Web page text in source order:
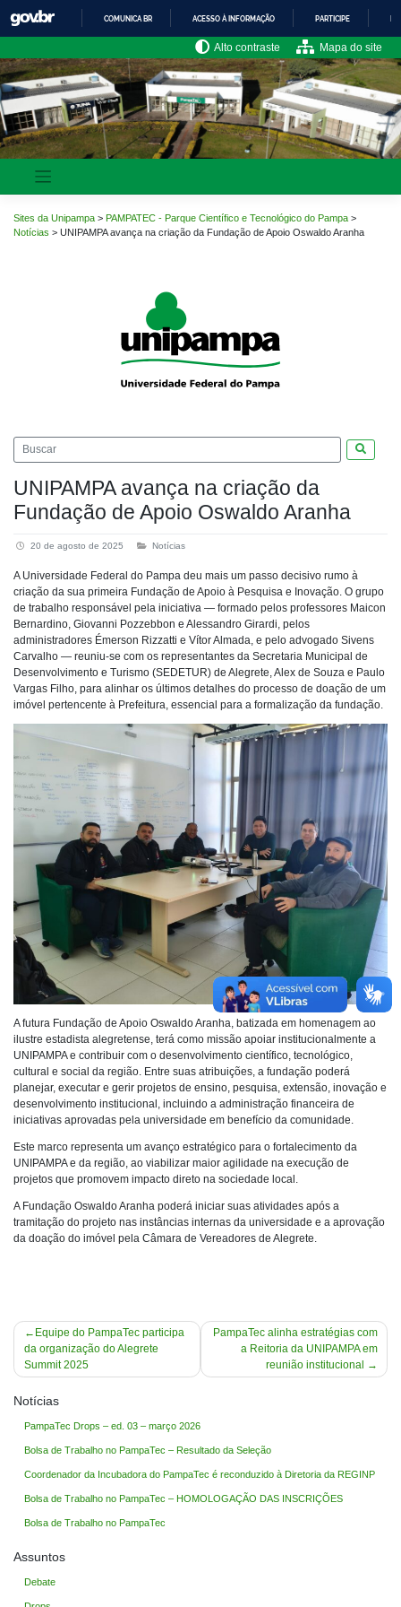
para
o
conteúdo
IR
PARA
O
CONTEÚDO
COMUNICA BR ACESSO À INFORMAÇÃO PARTICIPE
Alto contraste Mapa do site
Sites da Unipampa > PAMPATEC - Parque Científico e Tecnológico do Pampa >
Notícias > UNIPAMPA avança na criação da Fundação de Apoio Oswaldo Aranha
UNIPAMPA avança na criação da
Fundação de Apoio Oswaldo Aranha
20 de agosto de 2025 Notícias
A Universidade Federal do Pampa deu mais um passo decisivo rumo à
criação da sua primeira Fundação de Apoio à Pesquisa e Inovação. O grupo
de trabalho responsável pela iniciativa — formado pelos professores Maicon
Bernardino, Giovanni Pozzebbon e Alessandro Girardi, pelos
administradores Émerson Rizzatti e Vítor Almada, e pelo advogado Sivens
Carvalho — reuniu-se com os representantes da Secretaria Municipal de
Desenvolvimento e Turismo (SEDETUR) de Alegrete, Alex de Souza e Paulo
Vargas Filho, para alinhar os últimos detalhes do processo de doação de um
imóvel pertencente à Prefeitura, essencial para a formalização da fundação.
A futura Fundação de Apoio Oswaldo Aranha, batizada em homenagem ao
ilustre estadista alegretense, terá como missão apoiar institucionalmente a
UNIPAMPA e contribuir com o desenvolvimento científico, tecnológico,
cultural e social da região. Entre suas atribuições, a fundação poderá
planejar, executar e gerir projetos de ensino, pesquisa, extensão, inovação e
desenvolvimento institucional, incluindo a administração financeira de
iniciativas aprovadas pela universidade em benefício da comunidade.
Este marco representa um avanço estratégico para o fortalecimento da
UNIPAMPA e da região, ao viabilizar maior agilidade na execução de
projetos que promovem impacto direto na sociedade local.
A Fundação Oswaldo Aranha poderá iniciar suas atividades após a
tramitação do projeto nas instâncias internas da universidade e a aprovação
da doação do imóvel pela Câmara de Vereadores de Alegrete.
Navegação
de
Post
Equipe do PampaTec participa
da organização do Alegrete
Summit 2025
PampaTec alinha estratégias com
a Reitoria da UNIPAMPA em
reunião institucional
Notícias
PampaTec Drops – ed. 03 – março 2026
Bolsa de Trabalho no PampaTec – Resultado da Seleção
Coordenador da Incubadora do PampaTec é reconduzido à Diretoria da REGINP
Bolsa de Trabalho no PampaTec – HOMOLOGAÇÃO DAS INSCRIÇÕES
Bolsa de Trabalho no PampaTec
Assuntos
Debate